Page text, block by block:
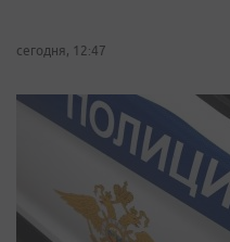
сегодня, 12:47